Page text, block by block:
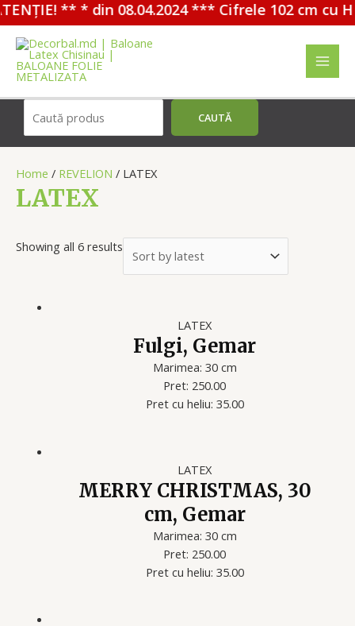
** * din 08.04.2024 *** Cifrele 102 cm cu
Перейти
содержимому
CAUTĂ
Home / REVELION / LATEX
LATEX
Showing all 6 results
LATEX
Fulgi, Gemar
Marimea: 30 cm
Pret: 250.00
Pret cu heliu: 35.00
LATEX
MERRY CHRISTMAS, 30
cm, Gemar
Marimea: 30 cm
Pret: 250.00
Pret cu heliu: 35.00